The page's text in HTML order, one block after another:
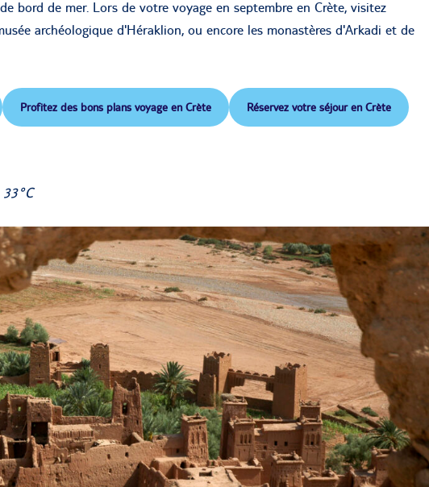
bord de mer. Lors de votre voyage en septembre en Crète, visitez
archéologique d'Héraklion, ou encore les monastères d'Arkadi et de
Profitez des bons plans voyage en Crète Réservez votre séjour en Crète
33°C